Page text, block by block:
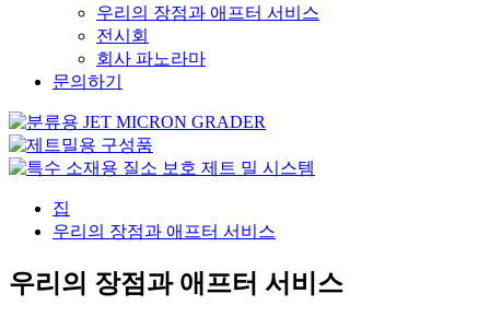
우리의 장점과 애프터 서비스
전시회
회사 파노라마
문의하기
집
우리의 장점과 애프터 서비스
우리의 장점과 애프터 서비스